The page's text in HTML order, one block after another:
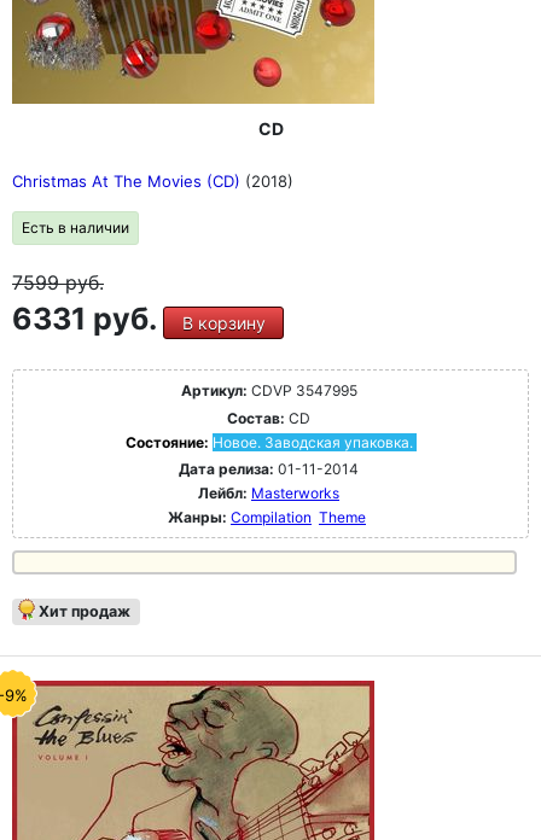
CD
Christmas At The Movies (CD) (2018)
Есть в наличии
7599руб.
6331 руб. В корзину
Артикул: CDVP 3547995
Состав: CD
Состояние: Новое. Заводская упаковка.
Дата релиза: 01-11-2014
Лейбл: Masterworks
Жанры: Compilation Theme
Хит продаж
9%